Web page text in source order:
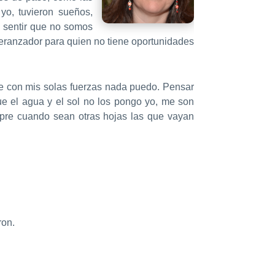
tuvieron sueños,
que no somos
para quien no tiene oportunidades
mis solas fuerzas nada puedo. Pensar
el agua y el sol no los pongo yo, me son
cuando sean otras hojas las que vayan